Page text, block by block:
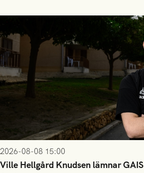
2026-08-08 15:00
Ville Hellgård Knudsen lämnar GAIS